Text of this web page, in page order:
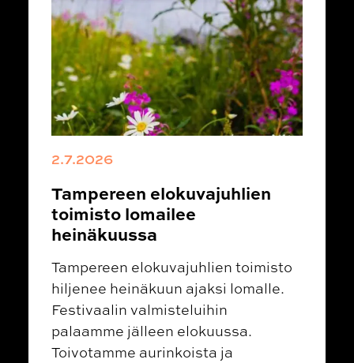
2.7.2026
Tampereen elokuvajuhlien
toimisto lomailee
heinäkuussa
Tampereen elokuvajuhlien toimisto
hiljenee heinäkuun ajaksi lomalle.
Festivaalin valmisteluihin
palaamme jälleen elokuussa.
Toivotamme aurinkoista ja